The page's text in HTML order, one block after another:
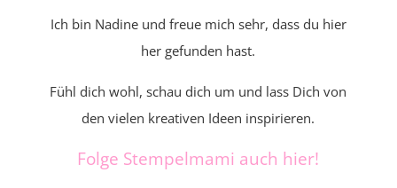
Ich bin Nadine und freue mich sehr, dass du hier
her gefunden hast.
Fühl dich wohl, schau dich um und lass Dich von
den vielen kreativen Ideen inspirieren.
Folge Stempelmami auch hier!